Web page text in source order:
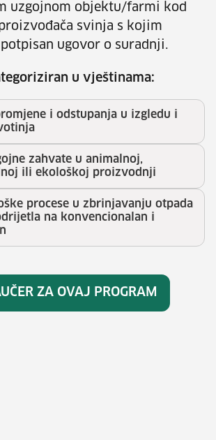
uzgojnom objektu/farmi kod
svinja s kojim
ugovor o suradnji.
u vještinama:
i odstupanja u izgledu i
zahvate u animalnoj,
ili ekološkoj proizvodnji
procese u zbrinjavanju otpada
na konvencionalan i
ZA OVAJ PROGRAM